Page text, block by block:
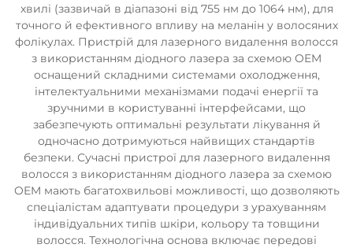
хвилі (зазвичай в діапазоні від 755 нм до 1064 нм), для
точного й ефективного впливу на меланін у волосяних
фолікулах. Пристрій для лазерного видалення волосся
з використанням діодного лазера за схемою OEM
оснащений складними системами охолодження,
інтелектуальними механізмами подачі енергії та
зручними в користуванні інтерфейсами, що
забезпечують оптимальні результати лікування й
одночасно дотримуються найвищих стандартів
безпеки. Сучасні пристрої для лазерного видалення
волосся з використанням діодного лазера за схемою
OEM мають багатохвильові можливості, що дозволяють
спеціалістам адаптувати процедури з урахуванням
індивідуальних типів шкіри, кольору та товщини
волосся. Технологічна основа включає передові